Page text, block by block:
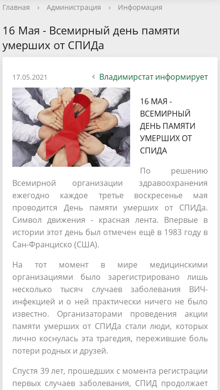
Главная › Администрация › Информация
16 Мая - Всемирный день памяти
умерших от СПИДа
17.05.2021 Владимирстат информирует
16 МАЯ -
ВСЕМИРНЫЙ
ДЕНЬ ПАМЯТИ
УМЕРШИХ ОТ
СПИДА
По решению
Всемирной организации здравоохранения
ежегодно каждое третье воскресенье мая
проводится День памяти умерших от СПИДа.
Символ движения - красная лента. Впервые в
истории этот день был отмечен ещё в 1983 году в
Сан-Франциско (США).
На тот момент в мире медицинскими
организациями было зарегистрировано лишь
несколько тысяч случаев заболевания ВИЧ-
инфекцией и о ней практически ничего не было
известно. Организаторами проведения акции
памяти умерших от СПИДа стали люди, которых
лично коснулась эта трагедия, пережившие боль
потери родных и друзей.
Спустя 39 лет, прошедших с момента регистрации
первых случаев заболевания, СПИД продолжает